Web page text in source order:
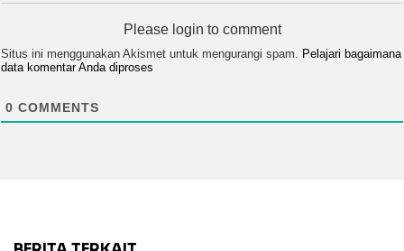
Please login to comment
Situs ini menggunakan Akismet untuk mengurangi spam. Pelajari bagaimana
data komentar Anda diproses
0 COMMENTS